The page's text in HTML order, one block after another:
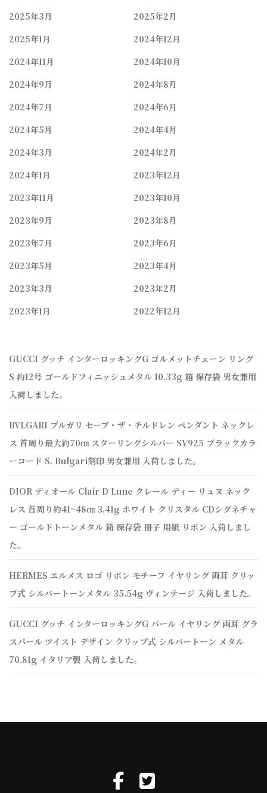
2025年3月
2025年2月
2025年1月
2024年12月
2024年11月
2024年10月
2024年9月
2024年8月
2024年7月
2024年6月
2024年5月
2024年4月
2024年3月
2024年2月
2024年1月
2023年12月
2023年11月
2023年10月
2023年9月
2023年8月
2023年7月
2023年6月
2023年5月
2023年4月
2023年3月
2023年2月
2023年1月
2022年12月
GUCCI グッチ インターロッキングG ゴルメットチェーン リング
S 約12号 ゴールドフィニッシュメタル 10.33g 箱 保存袋 男女兼用
入荷しました。
BVLGARI ブルガリ セーブ・ザ・チルドレン ペンダント ネックレ
ス 首周り最大約70㎝ スターリングシルバー SV925 ブラックカラ
ーコード S. Bulgari刻印 男女兼用 入荷しました。
DIOR ディオール Clair D Lune クレール ディー リュヌ ネック
レス 首周り約41~48㎝ 3.41g ホワイト クリスタル CDシグネチャ
ー ゴールドトーンメタル 箱 保存袋 冊子 用紙 リボン 入荷しまし
た。
HERMES エルメス ロゴ リボン モチーフ イヤリング 両耳 クリッ
プ式 シルバートーンメタル 35.54g ヴィンテージ 入荷しました。
GUCCI グッチ インターロッキングG パール イヤリング 両耳 グラ
スパール ツイスト デザイン クリップ式 シルバートーン メタル
70.81g イタリア製 入荷しました。